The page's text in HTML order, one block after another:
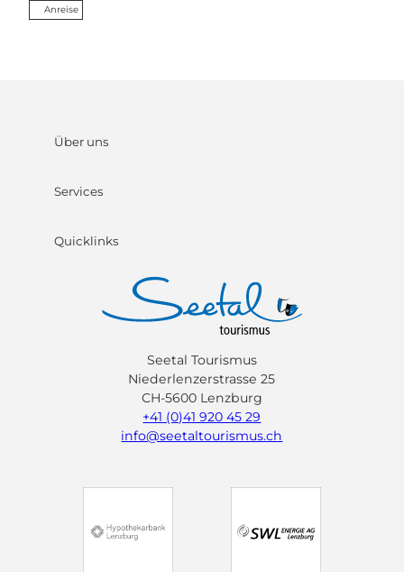
Anreise
Über uns
Services
Quicklinks
Seetal Tourismus
Niederlenzerstrasse 25
CH-5600 Lenzburg
+41 (0)41 920 45 29
info@seetaltourismus.ch